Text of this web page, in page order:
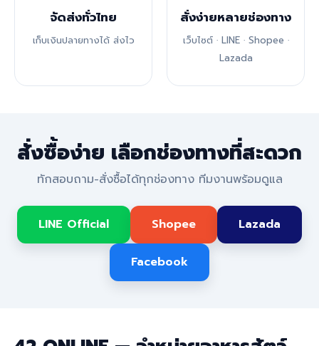
จัดส่งทั่วไทย
เก็บเงินปลายทางได้ ส่งไว
สั่งง่ายหลายช่องทาง
เว็บไซต์ · LINE · Shopee ·
Lazada
สั่งซื้อง่าย เลือกช่องทางที่สะดวก
ทักสอบถาม-สั่งซื้อได้ทุกช่องทาง ทีมงานพร้อมดูแล
LINE Official Shopee Lazada
Facebook